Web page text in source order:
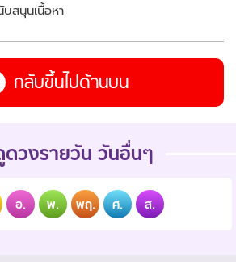
สนุนเนื้อหา
กลับขึ้นไปด้านบน
ดวงรายวัน วันอื่นๆ
อ. พ. พฤ. ศ. ส.